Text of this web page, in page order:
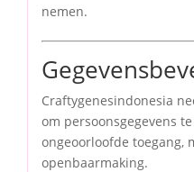
nemen.
Craftygenesindonesia
om persoonsgegevens
ongeoorloofde toegang,
openbaarmaking.